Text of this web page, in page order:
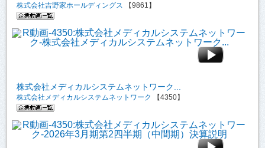
株式会社吉野家ホールディングス 【9861】
株式会社メディカルシステムネットワーク...
株式会社メディカルシステムネットワーク 【4350】